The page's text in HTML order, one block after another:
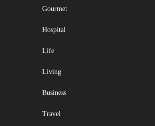
Gourmet
Hospital
Life
Living
Business
Travel